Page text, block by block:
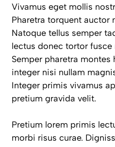
Vivamus eget mollis
Pharetra torquent auctor
Natoque tellus semper
lectus donec tortor fusce
Semper pharetra
integer nisi nullam
Integer primis vivamus
pretium gravida velit.
Pretium lorem primis
morbi risus curae.